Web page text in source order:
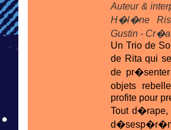
Auteur &
H�l�ne
Gustin -
Un Trio de
de Rita qui
de
objets
profite pour
Tout d�rape,